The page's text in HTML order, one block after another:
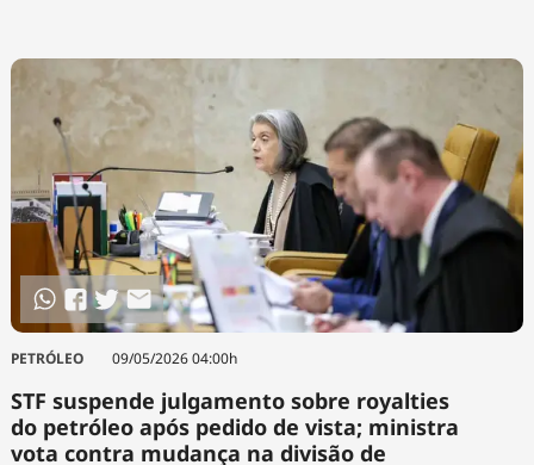
PETRÓLEO 09/05/2026 04:00h
STF suspende julgamento sobre royalties
do petróleo após pedido de vista; ministra
vota contra mudança na divisão de